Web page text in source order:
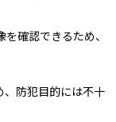
確認できるため、
、防犯目的には不十